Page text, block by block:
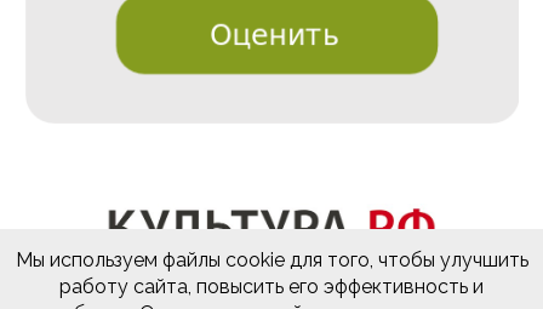
Мы используем файлы cookie для того, чтобы улучшить
работу сайта, повысить его эффективность и